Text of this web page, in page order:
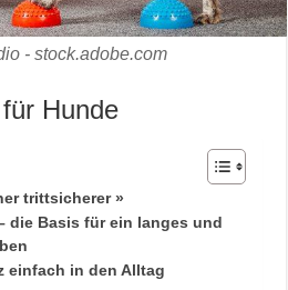
- stock.adobe.com
Hunde
trittsicherer »
die Basis für ein langes und
einfach in den Alltag